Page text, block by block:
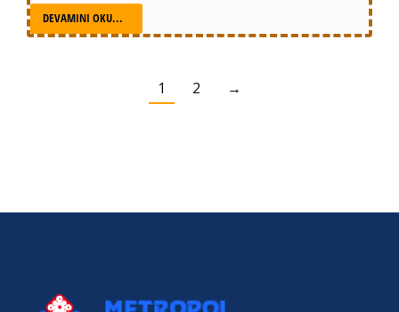
DEVAMINI OKU...
1 2 →